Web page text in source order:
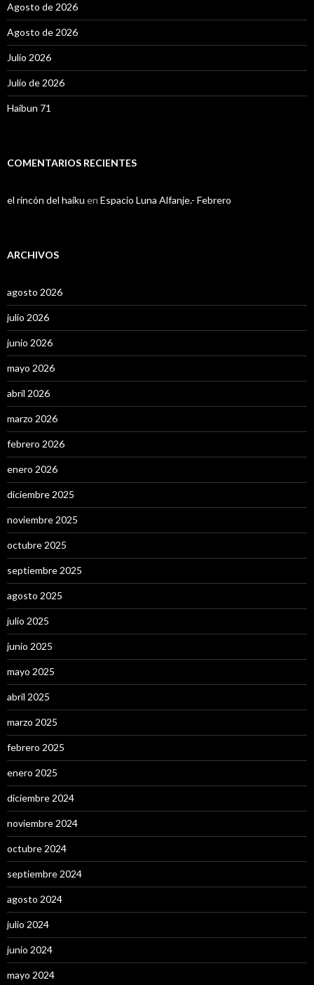
Agosto de 2026
Agosto de 2026
Julio 2026
Julio de 2026
Haibun 71
COMENTARIOS RECIENTES
el rincón del haiku en Espacio Luna Alfanje.- Febrero
ARCHIVOS
agosto 2026
julio 2026
junio 2026
mayo 2026
abril 2026
marzo 2026
febrero 2026
enero 2026
diciembre 2025
noviembre 2025
octubre 2025
septiembre 2025
agosto 2025
julio 2025
junio 2025
mayo 2025
abril 2025
marzo 2025
febrero 2025
enero 2025
diciembre 2024
noviembre 2024
octubre 2024
septiembre 2024
agosto 2024
julio 2024
junio 2024
mayo 2024